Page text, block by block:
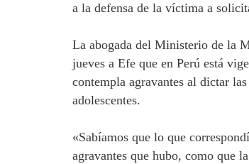
a la defensa de la víctima a
La abogada del Ministerio de la
jueves a Efe que en Perú está
contempla agravantes al dictar
adolescentes.
«Sabíamos que lo que
agravantes que hubo, como que